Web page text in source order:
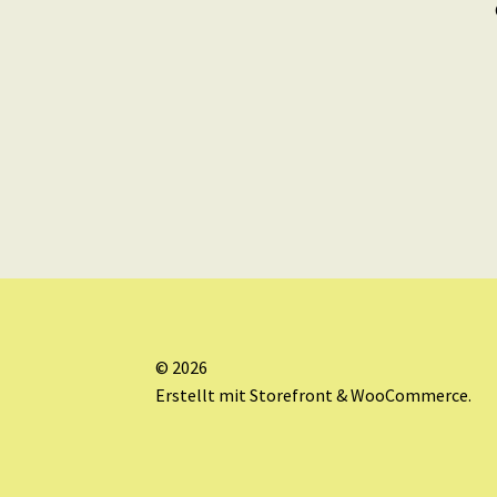
© 2026
Erstellt mit Storefront & WooCommerce.